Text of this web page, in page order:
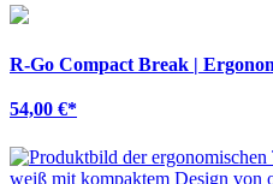
R-Go Compact Break |
54,00 €*